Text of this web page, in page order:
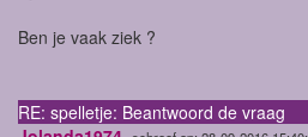
Ben je vaak ziek ?
RE: spelletje: Beantwoord de vraag